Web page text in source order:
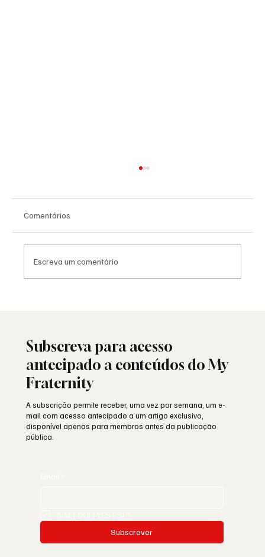
Comentários
Escreva um comentário
Subscreva para acesso
antecipado a conteúdos do My
Fraternity
A subscrição permite receber, uma vez por semana, um e-
mail com acesso antecipado a um artigo exclusivo,
disponível apenas para membros antes da publicação
pública.
Subscrever